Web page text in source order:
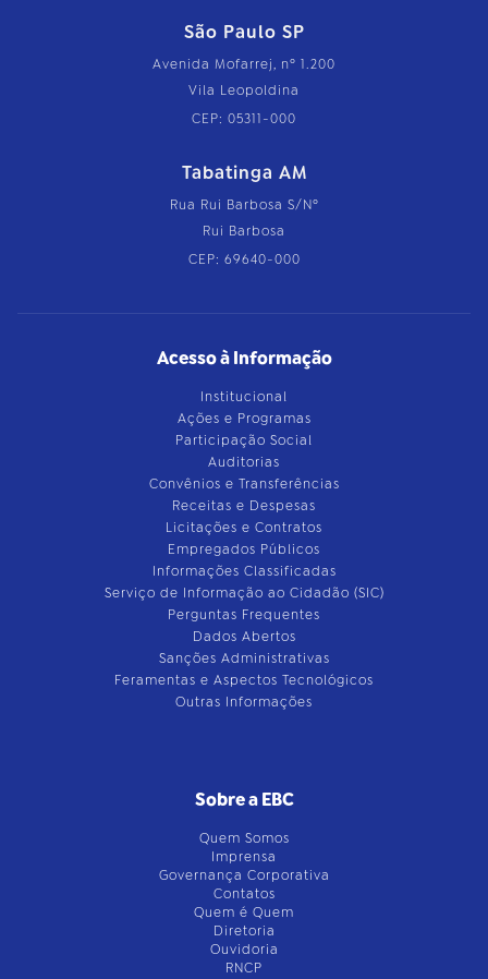
São Paulo SP
Avenida Mofarrej, nº 1.200
Vila Leopoldina
CEP: 05311-000
Tabatinga AM
Rua Rui Barbosa S/Nº
Rui Barbosa
CEP: 69640-000
Acesso à Informação
Institucional
Ações e Programas
Participação Social
Auditorias
Convênios e Transferências
Receitas e Despesas
Licitações e Contratos
Empregados Públicos
Informações Classificadas
Serviço de Informação ao Cidadão (SIC)
Perguntas Frequentes
Dados Abertos
Sanções Administrativas
Feramentas e Aspectos Tecnológicos
Outras Informações
Sobre a EBC
Quem Somos
Imprensa
Governança Corporativa
Contatos
Quem é Quem
Diretoria
Ouvidoria
RNCP